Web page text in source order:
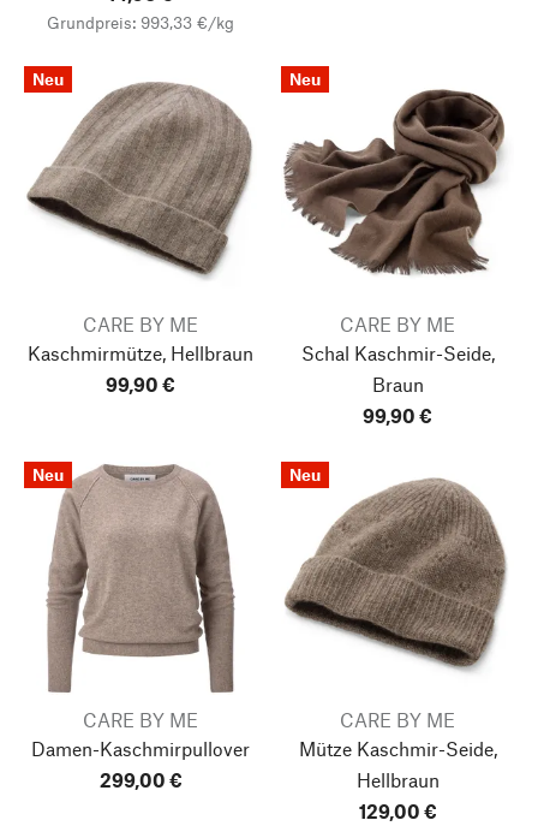
Grundpreis: 993,33 €/kg
Neu
CARE BY ME
Kaschmirmütze, Hellbraun
99,90 €
Neu
CARE BY ME
Schal Kaschmir-Seide,
Braun
99,90 €
Neu
CARE BY ME
Damen-Kaschmirpullover
299,00 €
Neu
CARE BY ME
Mütze Kaschmir-Seide,
Hellbraun
129,00 €